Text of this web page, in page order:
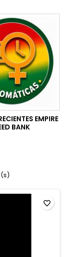
EMPIRE
BANK
favorite_border